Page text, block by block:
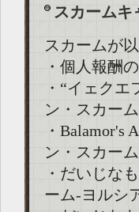
スカームキ
スカームが
・個人報酬
・“イェク
ン・スカーム
・Balamor's
ン・スカー
・だいじな
ーム-ヨルシ